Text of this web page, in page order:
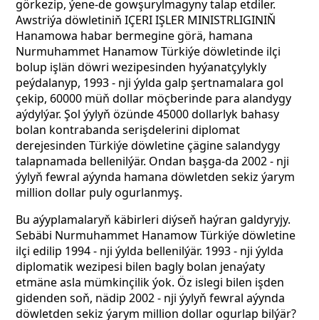
görkezip, ýene-de gowşurylmagyny talap etdiler.
Awstriýa döwletiniň IÇERI IŞLER MINISTRLIGINIŇ
Hanamowa habar bermegine görä, hamana
Nurmuhammet Hanamow Türkiýe döwletinde ilçi
bolup işlän döwri wezipesinden hyýanatçylykly
peýdalanyp, 1993 - nji ýylda galp şertnamalara gol
çekip, 60000 müň dollar möçberinde para alandygy
aýdylýar. Şol ýylyň özünde 45000 dollarlyk bahasy
bolan kontrabanda serişdelerini diplomat
derejesinden Türkiýe döwletine çägine salandygy
talapnamada bellenilýär. Ondan başga-da 2002 - nji
ýylyň fewral aýynda hamana döwletden sekiz ýarym
million dollar puly ogurlanmyş.
Bu aýyplamalaryň käbirleri diýseň haýran galdyryjy.
Sebäbi Nurmuhammet Hanamow Türkiýe döwletine
ilçi edilip 1994 - nji ýylda bellenilýär. 1993 - nji ýylda
diplomatik wezipesi bilen bagly bolan jenaýaty
etmäne asla mümkinçilik ýok. Öz islegi bilen işden
gidenden soň, nädip 2002 - nji ýylyň fewral aýynda
döwletden sekiz ýarym million dollar ogurlap bilýär?